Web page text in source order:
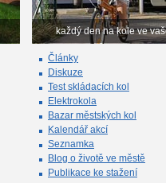
každý den na kole ve
Články
Diskuze
Test skládacích kol
Elektrokola
Bazar městských kol
Kalendář akcí
Seznamka
Blog o životě ve městě
Publikace ke stažení